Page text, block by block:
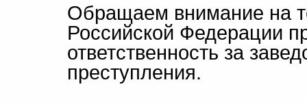
Обращаем внимание на
Российской Федерации
ответственность за
преступления.